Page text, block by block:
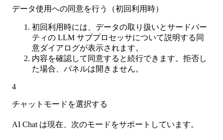
データ使用への同意を行う（初回利用時）
初回利用時には、データの取り扱いとサードパー
ティの LLM サブプロセッサについて説明する同
意ダイアログが表示されます。
内容を確認して同意すると続行できます。拒否し
た場合、パネルは開きません。
4
チャットモードを選択する
AI Chat は現在、次のモードをサポートしています。